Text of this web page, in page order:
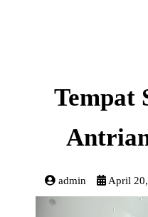
Tempat
admin April